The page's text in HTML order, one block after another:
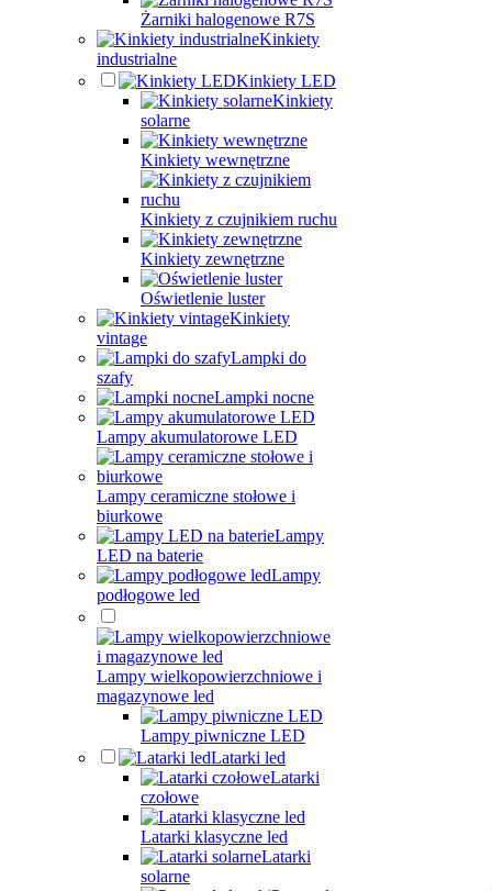
Żarniki halogenowe R7S
Kinkiety
industrialne
Kinkiety LED
Kinkiety
solarne
Kinkiety wewnętrzne
Kinkiety z czujnikiem ruchu
Kinkiety zewnętrzne
Oświetlenie luster
Kinkiety
vintage
Lampki do
szafy
Lampki nocne
Lampy akumulatorowe LED
Lampy ceramiczne stołowe i
biurkowe
Lampy
LED na baterie
Lampy
podłogowe led
Lampy wielkopowierzchniowe i
magazynowe led
Lampy piwniczne LED
Latarki led
Latarki
czołowe
Latarki klasyczne led
Latarki
solarne